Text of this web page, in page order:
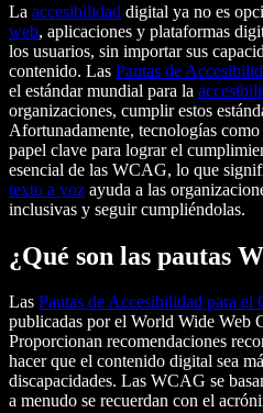
La accesibilidad digital ya no es
web, aplicaciones y plataformas
los usuarios, sin importar sus
contenido. Las Pautas de
el estándar mundial para la
organizaciones, cumplir estos
Afortunadamente, tecnologías como
papel clave para lograr el
esencial de las WCAG, lo que
texto a voz ayuda a las
inclusivas y seguir cumpliéndolas.
¿Qué son las pautas
Las Pautas de Accesibilidad para el
publicadas por el World Wide Web
Proporcionan recomendaciones
hacer que el contenido digital sea
discapacidades. Las WCAG se
a menudo se recuerdan con el